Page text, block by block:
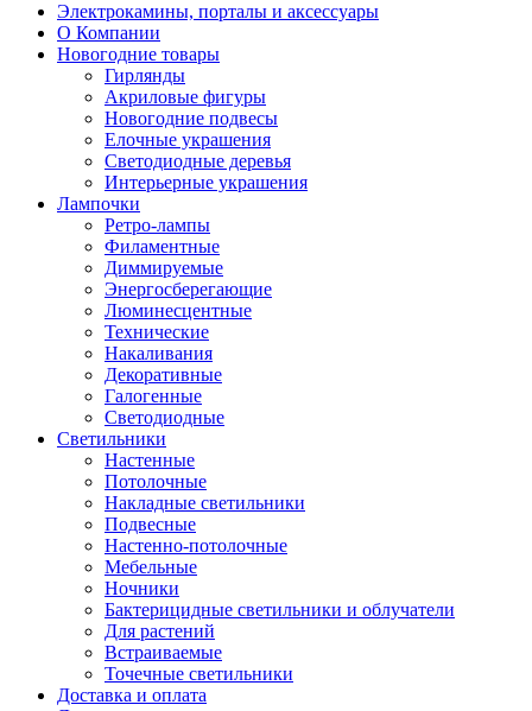
Электрокамины, порталы и аксессуары
О Компании
Новогодние товары
Гирлянды
Акриловые фигуры
Новогодние подвесы
Елочные украшения
Светодиодные деревья
Интерьерные украшения
Лампочки
Ретро-лампы
Филаментные
Диммируемые
Энергосберегающие
Люминесцентные
Технические
Накаливания
Декоративные
Галогенные
Светодиодные
Светильники
Настенные
Потолочные
Накладные светильники
Подвесные
Настенно-потолочные
Мебельные
Ночники
Бактерицидные светильники и облучатели
Для растений
Встраиваемые
Точечные светильники
Доставка и оплата